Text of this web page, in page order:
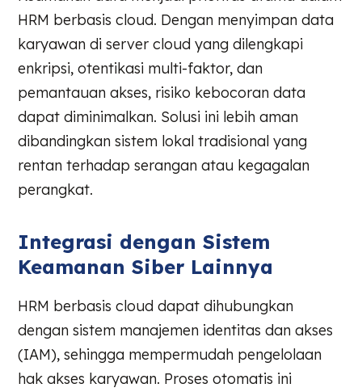
HRM berbasis cloud. Dengan menyimpan data
karyawan di server cloud yang dilengkapi
enkripsi, otentikasi multi-faktor, dan
pemantauan akses, risiko kebocoran data
dapat diminimalkan. Solusi ini lebih aman
dibandingkan sistem lokal tradisional yang
rentan terhadap serangan atau kegagalan
perangkat.
Integrasi dengan Sistem
Keamanan Siber Lainnya
HRM berbasis cloud dapat dihubungkan
dengan sistem manajemen identitas dan akses
(IAM), sehingga mempermudah pengelolaan
hak akses karyawan. Proses otomatis ini